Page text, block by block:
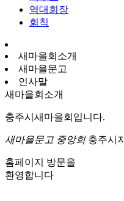
역대회장
회칙
새마을회소개
새마을문고
인사말
새마을회소개
충주시새마을회입니다.
새마을문고 중앙회 충주시
홈페이지 방문을
환영합니다